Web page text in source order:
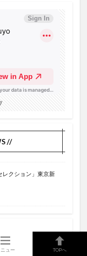
//
レクション」東京新
ニュー TOPへ